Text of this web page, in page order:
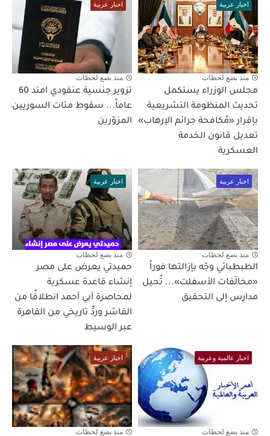
اخبار عربية
منذ بضع لحظات
مجلس الوزراء يستكمل
تحديث المنظومة التشريعية
بإقرار «مُكافحة جرائم الإرهاب»
تعديل قانون الخدمة
العسكرية
اخبار عربية
منذ بضع لحظات
تزوير جنسية عنقودي امتد 60
عاماً... سقوط مئات السوريين
المزوّرين
اخبار عربية
منذ بضع لحظات
الطبطبائي وجّه بإزالتها فوراً
«مخالَفات الأسفلت»... تُحيل
مدارس إلى التحقيق
اخبار عربية
منذ بضع لحظات
حميدتي يعرض على مصر
إنشاء قاعدة عسكرية
لمحاصرة آبي أحمد انطلاقًا من
الفاشر وردٌّ تاريخي من القاهرة
عبر الوسيط
اخبار عالمية وعربية
منذ بضع لحظات
اخبار عربية
منذ بضع لحظات